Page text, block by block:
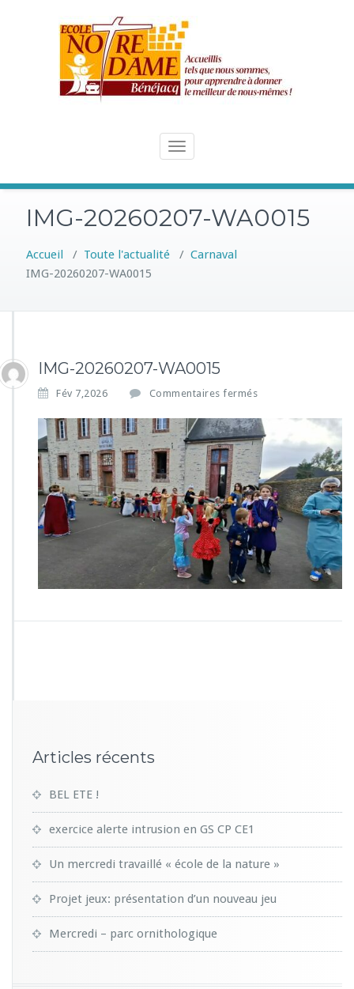
Toggle
IMG-20260207-WA0015
Accueil / Toute l'actualité / Carnaval
IMG-20260207-WA0015
IMG-20260207-WA0015
Fév 7,2026 Commentaires fermés
r
I
M
G
-
2
0
2
6
0
2
Articles récents
BEL ETE !
exercice alerte intrusion en GS CP CE1
Un mercredi travaillé « école de la nature »
Projet jeux: présentation d’un nouveau jeu
Mercredi – parc ornithologique